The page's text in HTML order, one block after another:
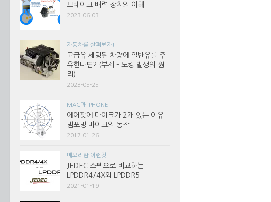
브레이크 배력 장치의 이해
2023-06-03
자동차를 살펴보자!
고급유 세팅된 차량에 일반유를 주
유한다면? (부제 – 노킹 발생의 원
리)
2023-05-25
MAC과 IPHONE
에어팟에 마이크가 2개 있는 이유 –
빔포밍 마이크의 동작
2017-01-26
메모리란 이런것!
JEDEC 스펙으로 비교하는
LPDDR4/4X와 LPDDR5
2021-01-19